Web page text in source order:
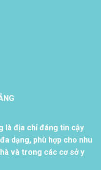
là địa chỉ đáng tin cậy
dạng, phù hợp cho nhu
và trong các cơ sở y